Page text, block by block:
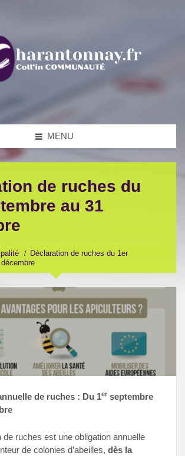
MENU
de ruches du
au 31
Déclaration de ruches du 1er
de ruches : Du 1er septembre
de ruches est une obligation annuelle
de colonies d’abeilles, dès la